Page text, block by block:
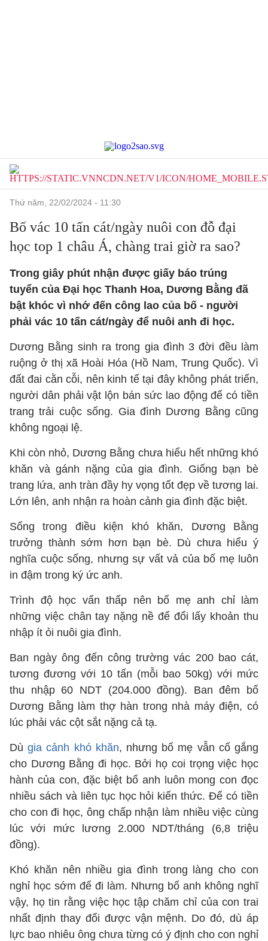
thứ năm, 22/02/2024 - 11:30
Bố vác 10 tấn cát/ngày nuôi con đỗ đại
học top 1 châu Á, chàng trai giờ ra sao?
Trong giây phút nhận được giấy báo trúng
tuyển của Đại học Thanh Hoa, Dương Bằng đã
bật khóc vì nhớ đến công lao của bố - người
phải vác 10 tấn cát/ngày để nuôi anh đi học.
Dương Bằng sinh ra trong gia đình 3 đời đều làm
ruộng ở thị xã Hoài Hóa (Hồ Nam, Trung Quốc). Vì
đất đai cằn cỗi, nên kinh tế tại đây không phát triển,
người dân phải vật lộn bán sức lao động để có tiền
trang trải cuộc sống. Gia đình Dương Bằng cũng
không ngoại lệ.
Khi còn nhỏ, Dương Bằng chưa hiểu hết những khó
khăn và gánh nặng của gia đình. Giống bạn bè
trang lứa, anh tràn đầy hy vọng tốt đẹp về tương lai.
Lớn lên, anh nhận ra hoàn cảnh gia đình đặc biệt.
Sống trong điều kiện khó khăn, Dương Bằng
trưởng thành sớm hơn bạn bè. Dù chưa hiểu ý
nghĩa cuộc sống, nhưng sự vất vả của bố mẹ luôn
in đậm trong ký ức anh.
Trình độ học vấn thấp nên bố mẹ anh chỉ làm
những việc chân tay nặng nề để đổi lấy khoản thu
nhập ít ỏi nuôi gia đình.
Ban ngày ông đến công trường vác 200 bao cát,
tương đương với 10 tấn (mỗi bao 50kg) với mức
thu nhập 60 NDT (204.000 đồng). Ban đêm bố
Dương Bằng làm thợ hàn trong nhà máy điện, có
lúc phải vác cột sắt nặng cả tạ.
Dùgia cảnh khó khăn, nhưng bố mẹ vẫn cố gắng
cho Dương Bằng đi học. Bởi họ coi trọng việc học
hành của con, đặc biệt bố anh luôn mong con đọc
nhiều sách và liên tục học hỏi kiến thức. Để có tiền
cho con đi học, ông chấp nhận làm nhiều việc cùng
lúc với mức lương 2.000 NDT/tháng (6,8 triệu
đồng).
Khó khăn nên nhiều gia đình trong làng cho con
nghỉ học sớm để đi làm. Nhưng bố anh không nghĩ
vậy, họ tin rằng việc học tập chăm chỉ của con trai
nhất định thay đổi được vận mệnh. Do đó, dù áp
lực bao nhiêu ông chưa từng có ý định cho con nghỉ